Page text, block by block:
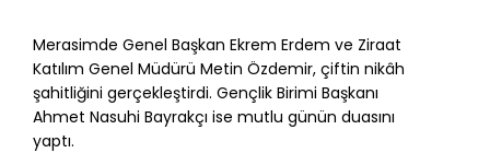
Merasimde Genel Başkan Ekrem Erdem ve Ziraat
Katılım Genel Müdürü Metin Özdemir, çiftin nikâh
şahitliğini gerçekleştirdi. Gençlik Birimi Başkanı
Ahmet Nasuhi Bayrakçı ise mutlu günün duasını
yaptı.